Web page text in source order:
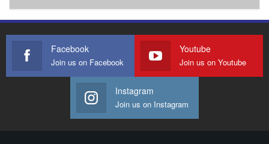
Facebook
Join us on Facebook
Youtube
Join us on Youtube
Instagram
Join us on Instagram